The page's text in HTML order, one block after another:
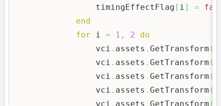
                timingEffectFlag
[ i] =
end
for i = 1 , 2
do
                vci
. assets . GetTransform (
                vci
. assets . GetTransform (
                vci
. assets . GetTransform (
                vci
. assets . GetTransform (
                vci
. assets . GetTransform (